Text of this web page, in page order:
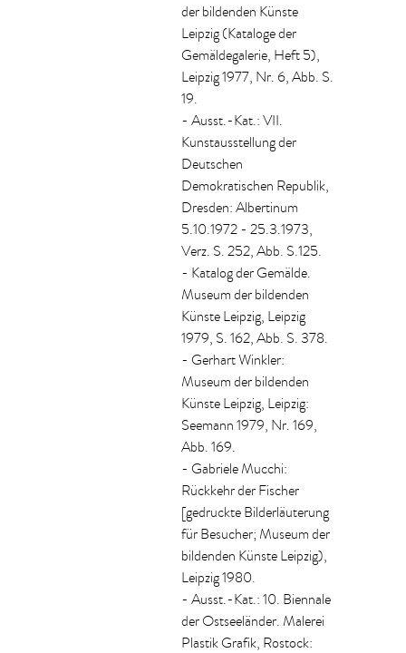
der bildenden Künste
Leipzig (Kataloge der
Gemäldegalerie, Heft 5),
Leipzig 1977, Nr. 6, Abb. S.
19.
- Ausst.-Kat.: VII.
Kunstausstellung der
Deutschen
Demokratischen Republik,
Dresden: Albertinum
5.10.1972 - 25.3.1973,
Verz. S. 252, Abb. S.125.
- Katalog der Gemälde.
Museum der bildenden
Künste Leipzig, Leipzig
1979, S. 162, Abb. S. 378.
- Gerhart Winkler:
Museum der bildenden
Künste Leipzig, Leipzig:
Seemann 1979, Nr. 169,
Abb. 169.
- Gabriele Mucchi:
Rückkehr der Fischer
[gedruckte Bilderläuterung
für Besucher; Museum der
bildenden Künste Leipzig),
Leipzig 1980.
- Ausst.-Kat.: 10. Biennale
der Ostseeländer. Malerei
Plastik Grafik, Rostock: